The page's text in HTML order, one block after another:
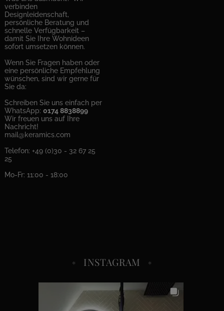
verbinden
Designleidenschaft,
persönliche Beratung und
schnelle Verfügbarkeit –
damit Sie Ihre Wohnideen
sofort umsetzen können.
Wenn Sie Fragen haben oder
eine persönliche Empfehlung
wünschen, sind wir gerne für
Sie da:
Schreiben Sie uns einfach per
WhatsApp: 0174 8838899
Wir freuen uns auf Ihre
Nachricht!
mail@keramics.com
Telefon: +49 (0)30 - 32 67 25
25
Mo-Fr: 11:00 - 18:00
INSTAGRAM